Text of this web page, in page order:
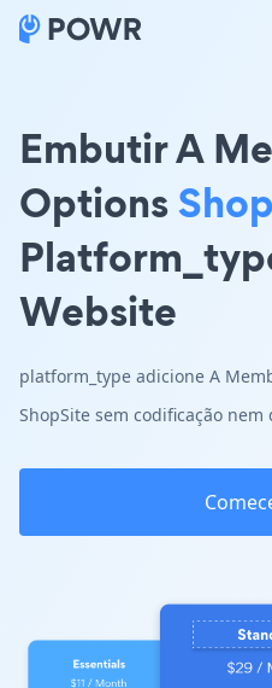
Embutir A
Options
Website
platform_type adicione A
ShopSite sem codificação nem